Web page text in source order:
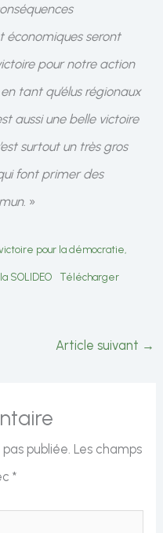
économiques seront
pour notre action
tant qu’élus régionaux
aussi une belle victoire
surtout un très gros
font primer des
. »
victoire pour la démocratie,
SOLIDEO Télécharger
Article suivant →
publiée. Les champs
*